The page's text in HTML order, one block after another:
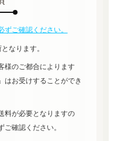
ご確認ください。
なります。
様のご都合によります
はお受けすることができ
料が必要となりますの
確認ください。